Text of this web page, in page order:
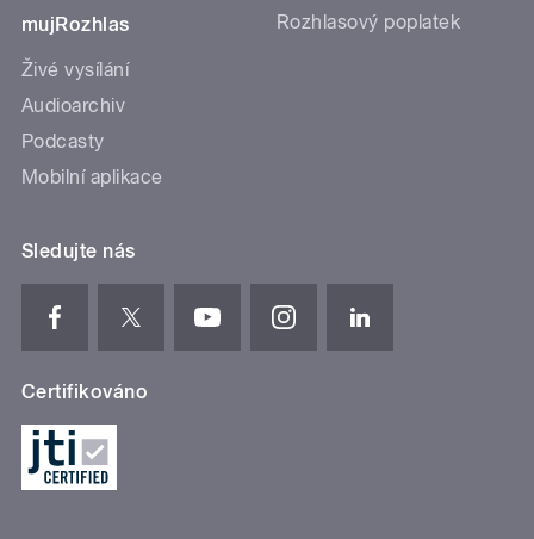
mujRozhlas
Živé vysílání
Audioarchiv
Podcasty
Mobilní aplikace
Rozhlasový poplatek
Sledujte nás
Certifikováno